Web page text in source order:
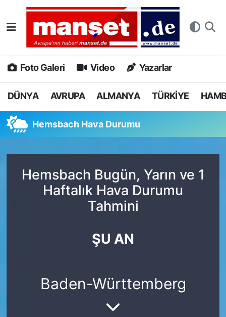
Foto Galeri Video Yazarlar
DÜNYA AVRUPA ALMANYA TÜRKİYE
Hemsbach Hava Durumu
Hemsbach Bugün, Yarın ve 1
Haftalık Hava Durumu
Tahmini
ŞU AN
Baden-Württemberg
DÜNYA
AVRUPA
ALMANYA
SPOR
DEUTSCH
Nöbetçi Eczaneler
Hava Durumu
Namaz Vakitleri
Tüm Manşetler
Son Dakika Haberleri